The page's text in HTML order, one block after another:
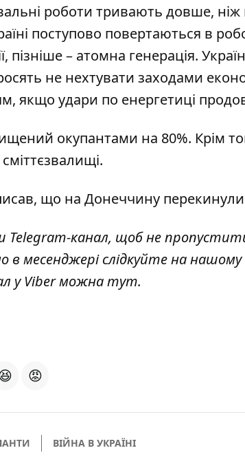
роботи тривають довше, ніж
поступово повертаються в
пізніше – атомна генерація.
не нехтувати заходами
якщо удари по енергетиці
окупантами на 80%. Крім
що на Донеччину перекинули
Telegram-канал, щоб не
в месенджері слідкуйте на нашому
у Viber можнатут.
😡
ВІЙНА В УКРАЇНІ